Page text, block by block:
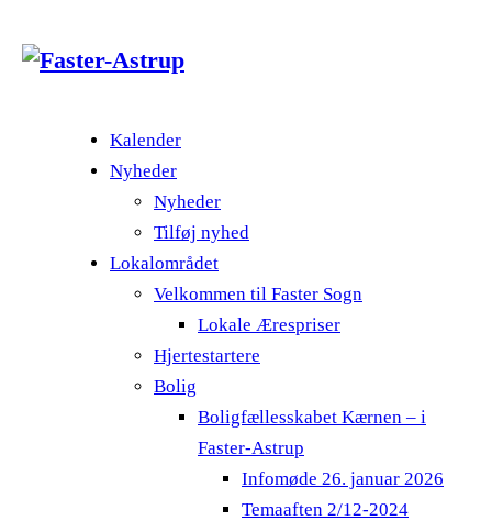
Kalender
Nyheder
Nyheder
Tilføj nyhed
Lokalområdet
Velkommen til Faster Sogn
Lokale Ærespriser
Hjertestartere
Bolig
Boligfællesskabet Kærnen – i
Faster-Astrup
Infomøde 26. januar 2026
Temaaften 2/12-2024